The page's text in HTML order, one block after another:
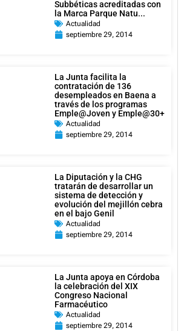
Subbéticas acreditadas con
la Marca Parque Natu...
Actualidad
septiembre 29, 2014
La Junta facilita la
contratación de 136
desempleados en Baena a
través de los programas
Emple@Joven y Emple@30+
Actualidad
septiembre 29, 2014
La Diputación y la CHG
tratarán de desarrollar un
sistema de detección y
evolución del mejillón cebra
en el bajo Genil
Actualidad
septiembre 29, 2014
La Junta apoya en Córdoba
la celebración del XIX
Congreso Nacional
Farmacéutico
Actualidad
septiembre 29, 2014